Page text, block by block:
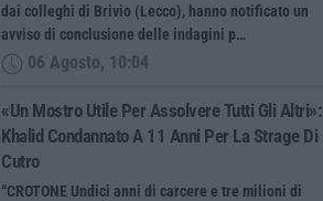
dai colleghi di Brivio (Lecco), hanno notificato un
avviso di conclusione delle indagini p…
06 Agosto, 10:04
«Un Mostro Utile Per Assolvere Tutti Gli Altri»:
Khalid Condannato A 11 Anni Per La Strage Di
Cutro
“CROTONE Undici anni di carcere e tre milioni di